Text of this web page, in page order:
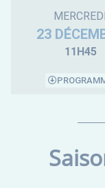
MERCREDI
23
11H45